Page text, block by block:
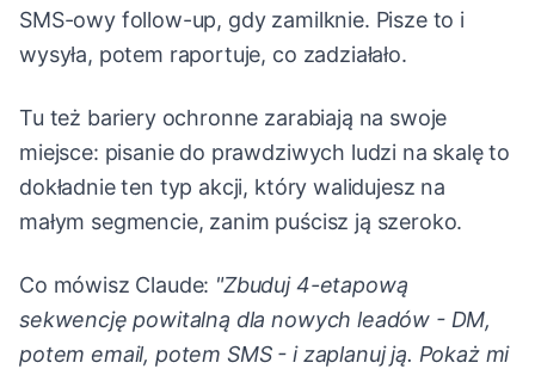
SMS-owy follow-up, gdy zamilknie. Pisze to i
wysyła, potem raportuje, co zadziałało.
Tu też bariery ochronne zarabiają na swoje
miejsce: pisanie do prawdziwych ludzi na skalę to
dokładnie ten typ akcji, który walidujesz na
małym segmencie, zanim puścisz ją szeroko.
Co mówisz Claude: "Zbuduj 4-etapową
sekwencję powitalną dla nowych leadów - DM,
potem email, potem SMS - i zaplanuj ją. Pokaż mi